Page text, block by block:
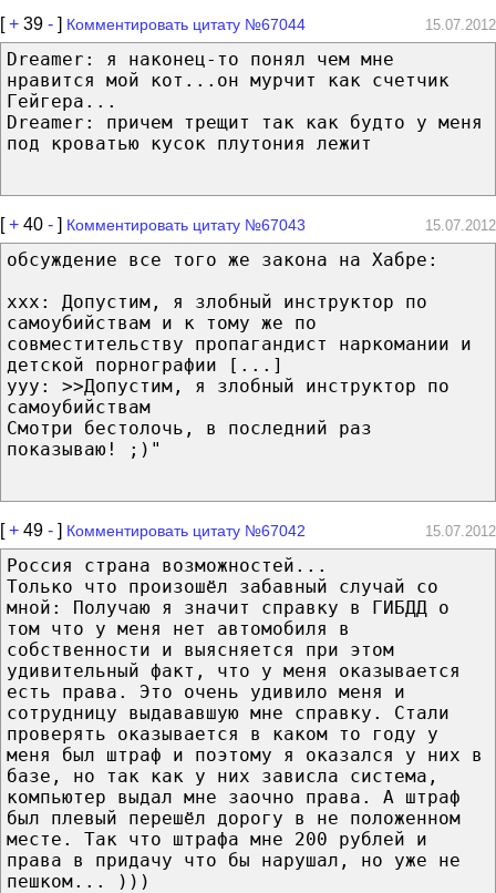
[+ 39 - ] Комментировать цитату №67044 15.07.2012
Dreamer: я наконец-то понял чем мне
нравится мой кот...он мурчит как счетчик
Гейгера...
Dreamer: причем трещит так как будто у меня
под кроватью кусок плутония лежит
[+ 40 - ] Комментировать цитату №67043 15.07.2012
обсуждение все того же закона на Хабре:
xxx: Допустим, я злобный инструктор по
самоубийствам и к тому же по
совместительству пропагандист наркомании и
детской порнографии [...]
yyy: >>Допустим, я злобный инструктор по
самоубийствам
Смотри бестолочь, в последний раз
показываю! ;)"
[+ 49 - ] Комментировать цитату №67042 15.07.2012
Россия страна возможностей...
Только что произошёл забавный случай со
мной: Получаю я значит справку в ГИБДД о
том что у меня нет автомобиля в
собственности и выясняется при этом
удивительный факт, что у меня оказывается
есть права. Это очень удивило меня и
сотрудницу выдававшую мне справку. Стали
проверять оказывается в каком то году у
меня был штраф и поэтому я оказался у них в
базе, но так как у них зависла система,
компьютер выдал мне заочно права. А штраф
был плевый перешёл дорогу в не положенном
месте. Так что штрафа мне 200 рублей и
права в придачу что бы нарушал, но уже не
пешком... )))